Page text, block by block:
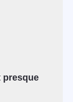
presque